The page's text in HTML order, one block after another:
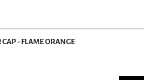
- FLAME ORANGE